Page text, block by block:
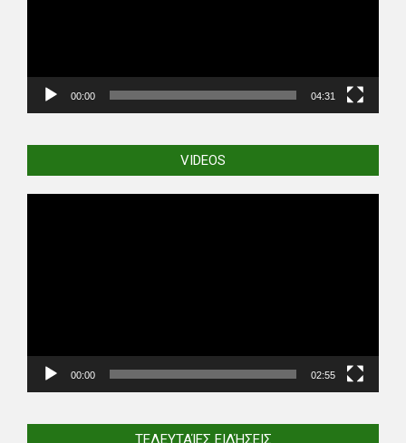
00:00 04:31
VIDEOS
00:00 02:55
ΤΕΛΕΥΤΑΊΕΣ ΕΙΔΉΣΕΙΣ